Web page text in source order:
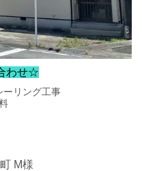
わせ☆
ーリング工事
M様